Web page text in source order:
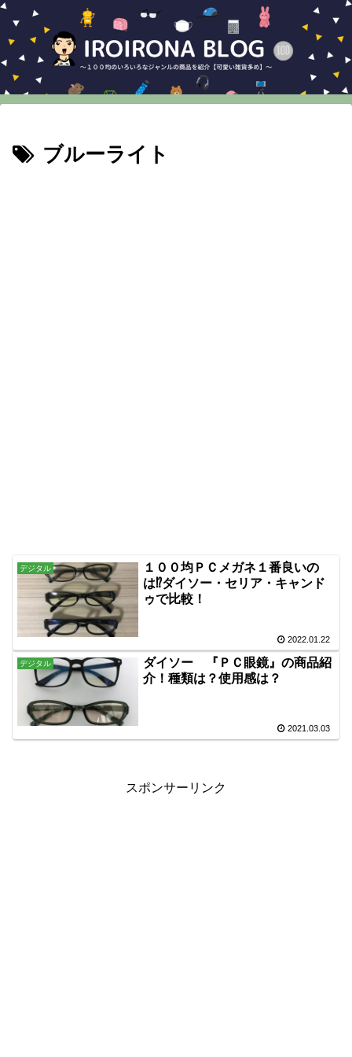
ブルーライト
デジタル
１００均ＰＣメガネ１番良いの
は⁉ダイソー・セリア・キャンド
ゥで比較！
2022.01.22
デジタル
ダイソー 『ＰＣ眼鏡』の商品紹
介！種類は？使用感は？
2021.03.03
スポンサーリンク